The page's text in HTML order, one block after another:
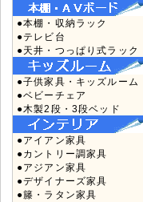
●本棚・収納ラック
●テレビ台
●天井・つっぱり式ラック
●子供家具・キッズルーム
●ベビーチェア
●木製2段・3段ベッド
●アイアン家具
●カントリー調家具
●アジアン家具
●デザイナーズ家具
●籐・ラタン家具